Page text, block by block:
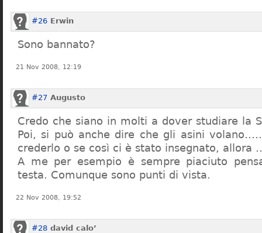
#26 Erwin
Sono bannato?
21 Nov 2008, 12:19
#27 Augusto
Credo che siano in molti a dover studiare la
Poi, si può anche dire che gli asini
crederlo o se così ci è stato insegnato,
A me per esempio è sempre piaciuto
testa. Comunque sono punti di vista.
22 Nov 2008, 19:52
#28 david calo’